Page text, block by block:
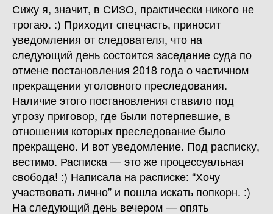
Сижу я, значит, в СИЗО, практически никого не
трогаю. :) Приходит спецчасть, приносит
уведомления от следователя, что на
следующий день состоится заседание суда по
отмене постановления 2018 года о частичном
прекращении уголовного преследования.
Наличие этого постановления ставило под
угрозу приговор, где были потерпевшие, в
отношении которых преследование было
прекращено. И вот уведомление. Под расписку,
вестимо. Расписка — это же процессуальная
свобода! :) Написала на расписке: “Хочу
участвовать лично” и пошла искать попкорн. :)
На следующий день вечером — опять